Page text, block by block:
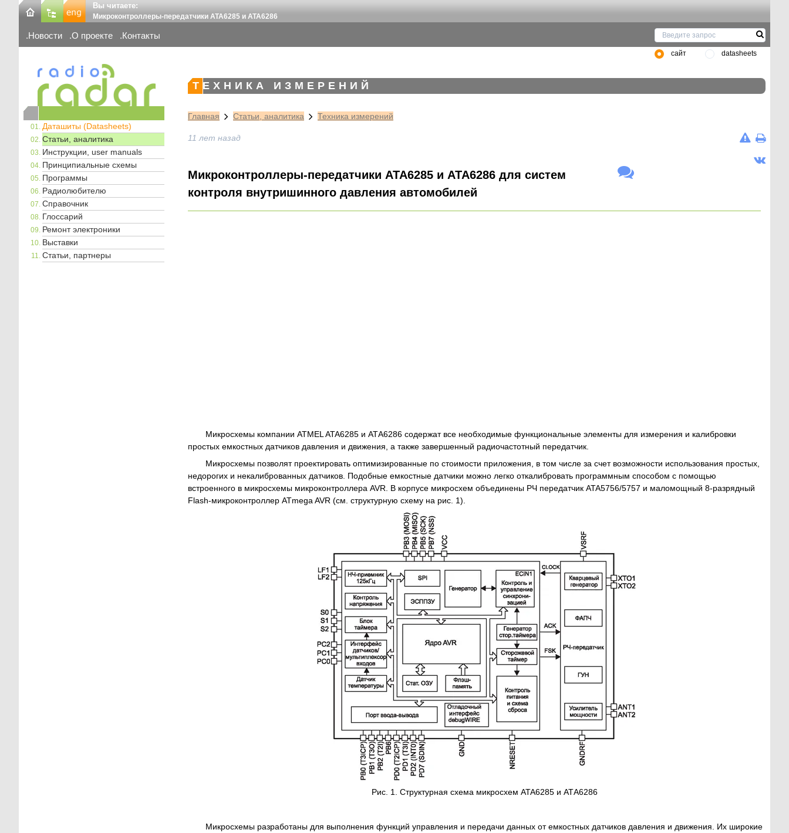
Вы читаете:
Микроконтроллеры-передатчики ATA6285 и АТА6286
Новости О проекте Контакты
сайт datasheets
Даташиты (Datasheets)
Статьи, аналитика
Инструкции, user manuals
Принципиальные схемы
Программы
Радиолюбителю
Справочник
Глоссарий
Ремонт электроники
Выставки
Статьи, партнеры
ТЕХНИКА ИЗМЕРЕНИЙ
Главная Статьи, аналитика Техника измерений
11 лет назад
Микроконтроллеры-передатчики ATA6285 и АТА6286 для систем
контроля внутришинного давления автомобилей
Микросхемы компании ATMEL ATA6285 и АТА6286 содержат все необходимые функциональные элементы для измерения и калибровки
простых емкостных датчиков давления и движения, а также завершенный радиочастотный передатчик.
Микросхемы позволят проектировать оптимизированные по стоимости приложения, в том числе за счет возможности использования простых,
недорогих и некалиброванных датчиков. Подобные емкостные датчики можно легко откалибровать программным способом с помощью
встроенного в микросхемы микроконтроллера AVR. В корпусе микросхем объединены РЧ передатчик ATA5756/5757 и маломощный 8-разрядный
Flash-микроконтроллер ATmega AVR (см. структурную схему на рис. 1).
Рис. 1. Структурная схема микросхем ATA6285 и АТА6286
Микросхемы разработаны для выполнения функций управления и передачи данных от емкостных датчиков давления и движения. Их широкие